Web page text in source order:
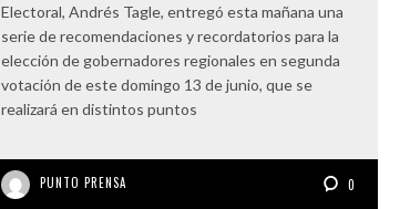
Electoral, Andrés Tagle, entregó esta mañana una
serie de recomendaciones y recordatorios para la
elección de gobernadores regionales en segunda
votación de este domingo 13 de junio, que se
realizará en distintos puntos
PUNTO PRENSA 0